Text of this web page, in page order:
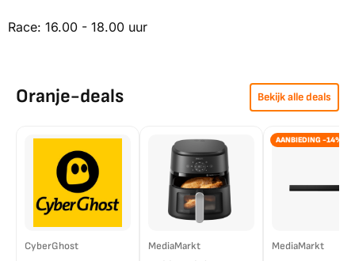
Race: 16.00 - 18.00 uur
Oranje-deals Bekijk alle deals
CyberGhost MediaMarkt
AANBIEDING -14%
MediaMarkt